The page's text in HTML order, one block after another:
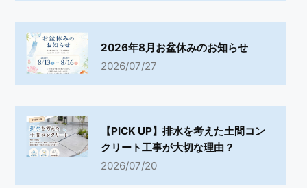
2026年8月お盆休みのお知らせ
2026/07/27
【PICK UP】排水を考えた土間コン
クリート工事が大切な理由？
2026/07/20